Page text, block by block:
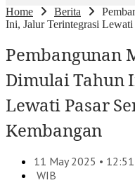
Home Berita
Ini, Jalur Terintegrasi
Pembangunan
Dimulai Tahun
Lewati Pasar
Kembangan
11 May 2025 • 12:51
WIB